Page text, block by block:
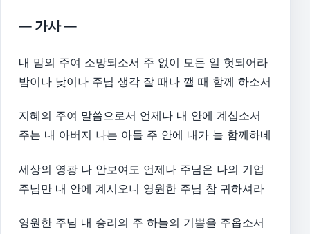
— 가사 —
내 맘의 주여 소망되소서 주 없이 모든 일 헛되어라
밤이나 낮이나 주님 생각 잘 때나 깰 때 함께 하소서
지혜의 주여 말씀으로서 언제나 내 안에 계십소서
주는 내 아버지 나는 아들 주 안에 내가 늘 함께하네
세상의 영광 나 안보여도 언제나 주님은 나의 기업
주님만 내 안에 계시오니 영원한 주님 참 귀하셔라
영원한 주님 내 승리의 주 하늘의 기쁨을 주옵소서